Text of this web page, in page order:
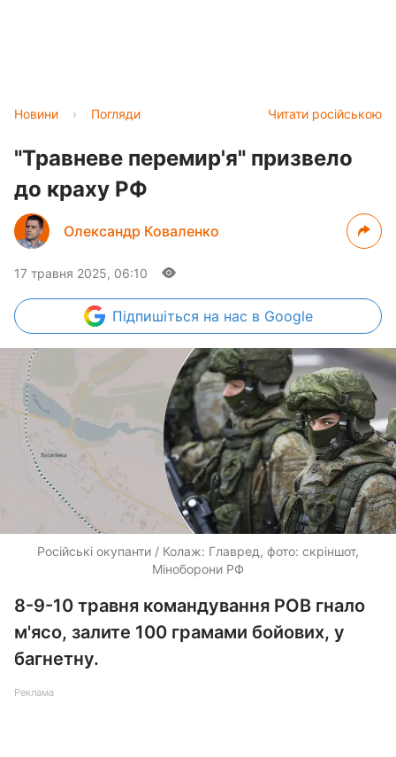
Читати російською
Новини › Погляди
"Травневе перемир'я" призвело
до краху РФ
Олександр Коваленко
17 травня 2025, 06:10
Підпишіться на нас в Google
Російські окупанти / Колаж: Главред, фото: скріншот,
Міноборони РФ
8-9-10 травня командування РОВ гнало
м'ясо, залите 100 грамами бойових, у
багнетну.
Реклама